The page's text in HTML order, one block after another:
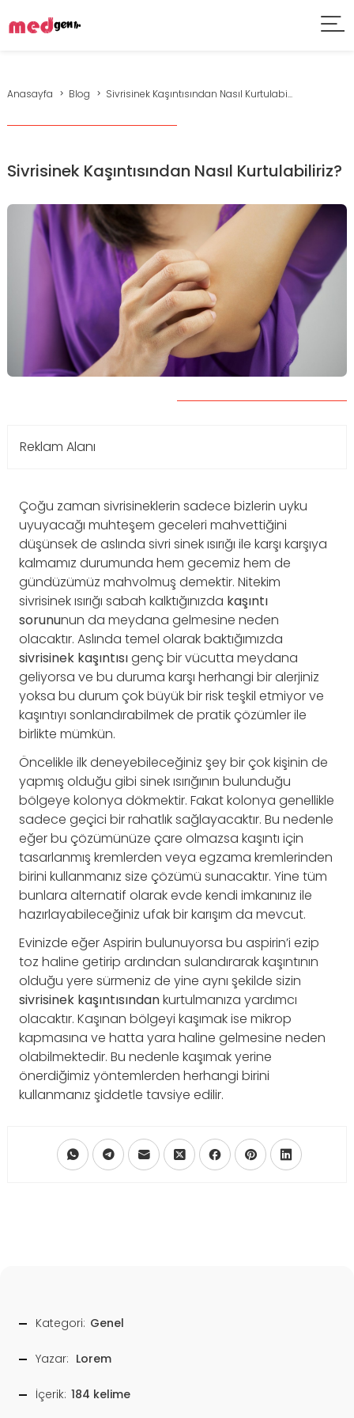
Anasayfa Blog Sivrisinek Kaşıntısından Nasıl Kurtulabi...
Sivrisinek Kaşıntısından Nasıl Kurtulabiliriz?
Reklam Alanı
Çoğu zaman sivrisineklerin sadece bizlerin uyku
uyuyacağı muhteşem geceleri mahvettiğini
düşünsek de aslında sivri sinek ısırığı ile karşı karşıya
kalmamız durumunda hem gecemiz hem de
gündüzümüz mahvolmuş demektir. Nitekim
sivrisinek ısırığı sabah kalktığınızda kaşıntı
sorununun da meydana gelmesine neden
olacaktır. Aslında temel olarak baktığımızda
sivrisinek kaşıntısıgenç bir vücutta meydana
geliyorsa ve bu duruma karşı herhangi bir alerjiniz
yoksa bu durum çok büyük bir risk teşkil etmiyor ve
kaşıntıyı sonlandırabilmek de pratik çözümler ile
birlikte mümkün.
Öncelikle ilk deneyebileceğiniz şey bir çok kişinin de
yapmış olduğu gibi sinek ısırığının bulunduğu
bölgeye kolonya dökmektir. Fakat kolonya genellikle
sadece geçici bir rahatlık sağlayacaktır. Bu nedenle
eğer bu çözümünüze çare olmazsa kaşıntı için
tasarlanmış kremlerden veya egzama kremlerinden
birini kullanmanız size çözümü sunacaktır. Yine tüm
bunlara alternatif olarak evde kendi imkanınız ile
hazırlayabileceğiniz ufak bir karışım da mevcut.
Evinizde eğer Aspirin bulunuyorsa bu aspirin’i ezip
toz haline getirip ardından sulandırarak kaşıntının
olduğu yere sürmeniz de yine aynı şekilde sizin
sivrisinek kaşıntısındankurtulmanıza yardımcı
olacaktır. Kaşınan bölgeyi kaşımak ise mikrop
kapmasına ve hatta yara haline gelmesine neden
olabilmektedir. Bu nedenle kaşımak yerine
önerdiğimiz yöntemlerden herhangi birini
kullanmanız şiddetle tavsiye edilir.
Kategori: Genel
Yazar: Lorem
İçerik: 184 kelime